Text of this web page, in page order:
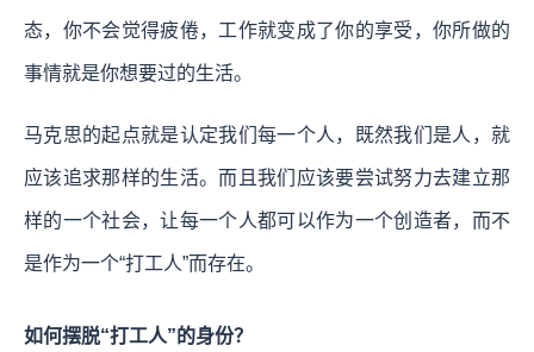
态，你不会觉得疲倦，工作就变成了你的享受，你所做的
事情就是你想要过的生活。
马克思的起点就是认定我们每一个人，既然我们是人，就
应该追求那样的生活。而且我们应该要尝试努力去建立那
样的一个社会，让每一个人都可以作为一个创造者，而不
是作为一个“打工人”而存在。
如何摆脱“打工人”的身份？